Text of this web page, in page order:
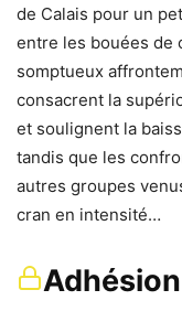
de Calais pour un
entre les bouées de
somptueux
consacrent la
et soulignent la
tandis que les
autres groupes
cran en intensité…